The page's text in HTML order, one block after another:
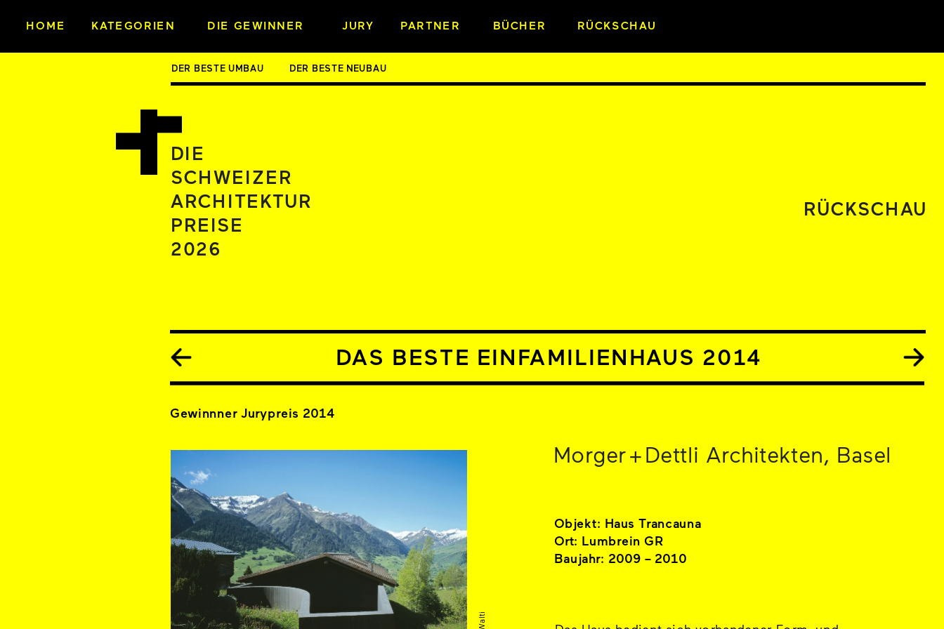
DER BESTE UMBAU DER BESTE NEUBAU
DIE
SCHWEIZER
ARCHITEKTUR
PREISE
2026
DAS BESTE EINFAMILIENHAUS 2014
Gewinnner Jurypreis 2014
Morger + Dettli Architekten, Basel
Objekt: Haus Trancauna
Ort: Lumbrein GR
Baujahr: 2009 – 2010
RÜCKSCHAU
HOME KATEGORIEN JURY PARTNER BÜCHER RÜCKSCHAU
DIE GEWINNER